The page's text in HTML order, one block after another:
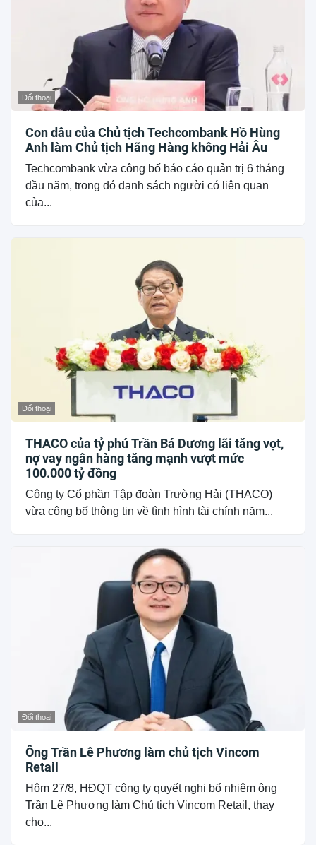
Đối thoại
Con dâu của Chủ tịch Techcombank Hồ Hùng
Anh làm Chủ tịch Hãng Hàng không Hải Âu
Techcombank vừa công bố báo cáo quản trị 6 tháng
đầu năm, trong đó danh sách người có liên quan
của...
Đối thoại
THACO của tỷ phú Trần Bá Dương lãi tăng vọt,
nợ vay ngân hàng tăng mạnh vượt mức
100.000 tỷ đồng
Công ty Cổ phần Tập đoàn Trường Hải (THACO)
vừa công bố thông tin về tình hình tài chính năm...
Đối thoại
Ông Trần Lê Phương làm chủ tịch Vincom
Retail
Hôm 27/8, HĐQT công ty quyết nghị bổ nhiệm ông
Trần Lê Phương làm Chủ tịch Vincom Retail, thay
cho...